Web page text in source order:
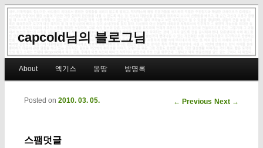
capcold님의 블로그님
Skip to primary content
Skip to secondary content
About 엑기스 몽땅 방명록
Post navigation
← Previous Next →
스팸덧글
Posted on 2010. 03. 05.